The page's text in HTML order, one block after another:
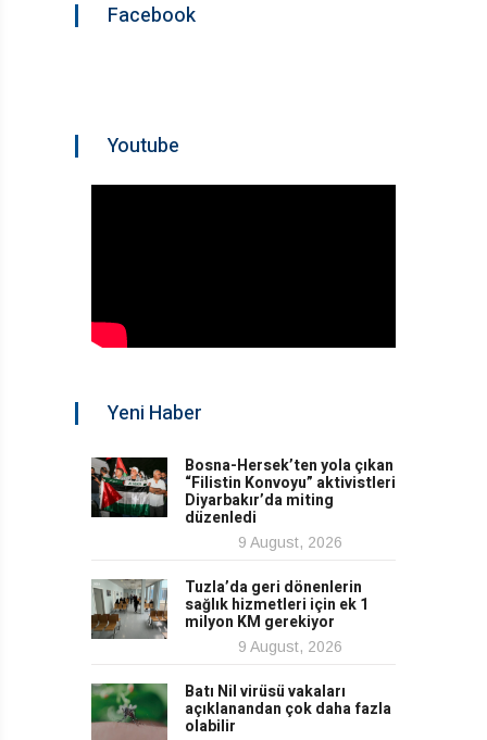
Facebook
Youtube
Yeni Haber
Bosna-Hersek’ten yola çıkan
“Filistin Konvoyu” aktivistleri
Diyarbakır’da miting
düzenledi
9 August, 2026
Tuzla’da geri dönenlerin
sağlık hizmetleri için ek 1
milyon KM gerekiyor
9 August, 2026
Batı Nil virüsü vakaları
açıklanandan çok daha fazla
olabilir